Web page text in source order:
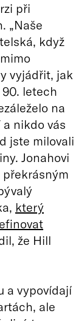
při
„Naše
když
vyjádřit, jak
letech
na
nikdo vás
jste milovali
Jonahovi
který
že Hill
a vypovídají
ale